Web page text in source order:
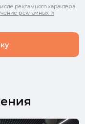
рекламного характера
рекламных и